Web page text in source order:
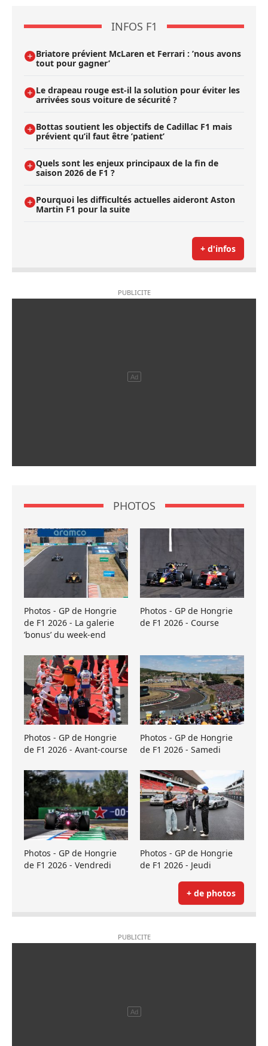
INFOS F1
Briatore prévient McLaren et Ferrari : ’nous avons
tout pour gagner’
Le drapeau rouge est-il la solution pour éviter les
arrivées sous voiture de sécurité ?
Bottas soutient les objectifs de Cadillac F1 mais
prévient qu’il faut être ’patient’
Quels sont les enjeux principaux de la fin de
saison 2026 de F1 ?
Pourquoi les difficultés actuelles aideront Aston
Martin F1 pour la suite
+ d'infos
PHOTOS
Photos - GP de Hongrie
de F1 2026 - La galerie
’bonus’ du week-end
Photos - GP de Hongrie
de F1 2026 - Course
Photos - GP de Hongrie
de F1 2026 - Avant-course
Photos - GP de Hongrie
de F1 2026 - Samedi
Photos - GP de Hongrie
de F1 2026 - Vendredi
Photos - GP de Hongrie
de F1 2026 - Jeudi
+ de photos